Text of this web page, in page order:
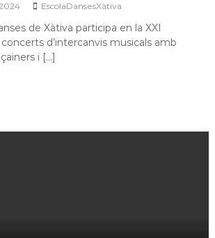
EscolaDansesXàtiva
de Xàtiva participa en la XXI
d’intercanvis musicals amb
i […]